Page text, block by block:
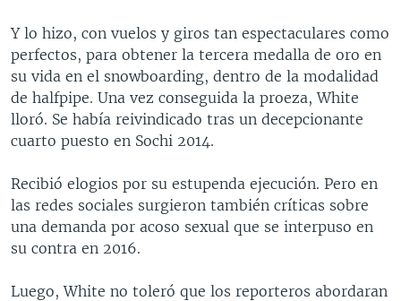
NOTA ECONÓMICA
ENTRETENIMIENTO
Idiomas
Y lo hizo, con vuelos y giros tan espectaculares como
perfectos, para obtener la tercera medalla de oro en
su vida en el snowboarding, dentro de la modalidad
de halfpipe. Una vez conseguida la proeza, White
lloró. Se había reivindicado tras un decepcionante
cuarto puesto en Sochi 2014.
Recibió elogios por su estupenda ejecución. Pero en
las redes sociales surgieron también críticas sobre
una demanda por acoso sexual que se interpuso en
su contra en 2016.
Luego, White no toleró que los reporteros abordaran